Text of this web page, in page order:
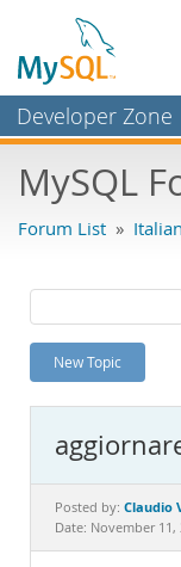
Developer Zone
Bugs
Labs
Planet MySQL
News and Events
MySQL.com
Downloads
MySQL
Forum List » Italian
New Topic
Posted by: Claudio
Date: November 11,